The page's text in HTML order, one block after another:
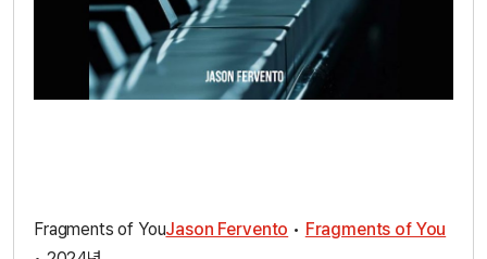
Fragments of YouJason Fervento • Fragments of You